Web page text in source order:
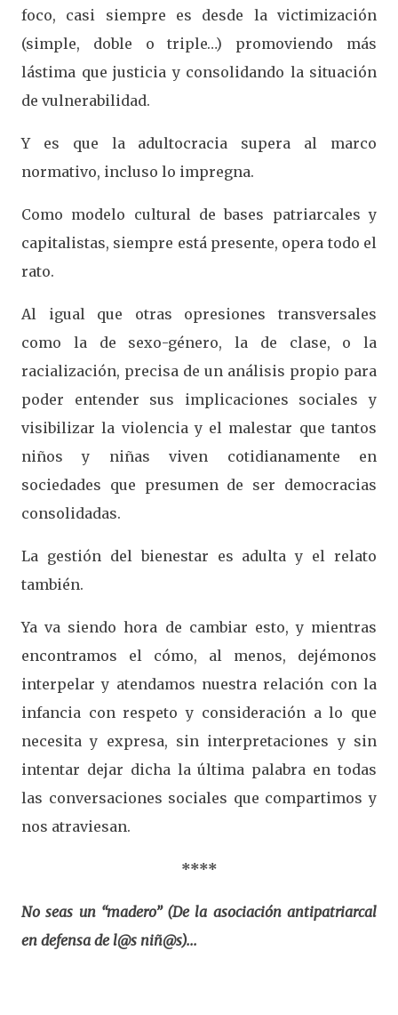
foco, casi siempre es desde la victimización
(simple, doble o triple…) promoviendo más
lástima que justicia y consolidando la situación
de vulnerabilidad.
Y es que la adultocracia supera al marco
normativo, incluso lo impregna.
Como modelo cultural de bases patriarcales y
capitalistas, siempre está presente, opera todo el
rato.
Al igual que otras opresiones transversales
como la de sexo-género, la de clase, o la
racialización, precisa de un análisis propio para
poder entender sus implicaciones sociales y
visibilizar la violencia y el malestar que tantos
niños y niñas viven cotidianamente en
sociedades que presumen de ser democracias
consolidadas.
La gestión del bienestar es adulta y el relato
también.
Ya va siendo hora de cambiar esto, y mientras
encontramos el cómo, al menos, dejémonos
interpelar y atendamos nuestra relación con la
infancia con respeto y consideración a lo que
necesita y expresa, sin interpretaciones y sin
intentar dejar dicha la última palabra en todas
las conversaciones sociales que compartimos y
nos atraviesan.
****
No seas un “madero” (De la asociación antipatriarcal
en defensa de l@s niñ@s)...